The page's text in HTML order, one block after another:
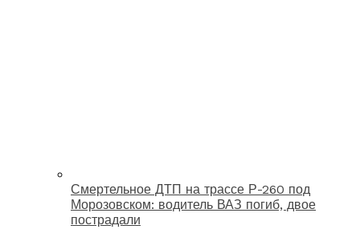
Смертельное ДТП на трассе Р-260 под
Морозовском: водитель ВАЗ погиб, двое
пострадали